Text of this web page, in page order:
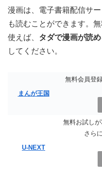
漫画は、電子書籍配信サ
も読むことができます。
使えば、 タダで漫画が読
してください。
まんが王国
無料会員登
U-NEXT
無料お試し
さら